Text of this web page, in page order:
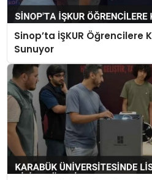
Sinop’ta İŞKUR Öğrencilere
Sunuyor